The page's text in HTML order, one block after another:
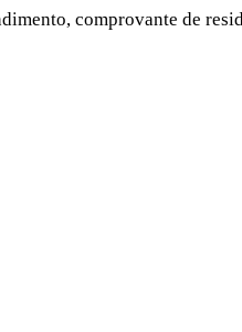
comprovante de